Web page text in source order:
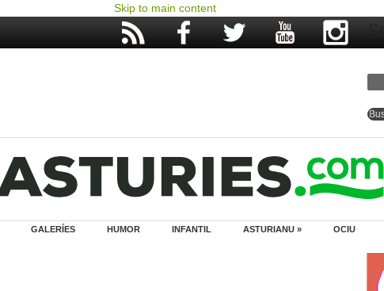
Skip to main content
GALERÍES HUMOR INFANTIL ASTURIANU » OCIU